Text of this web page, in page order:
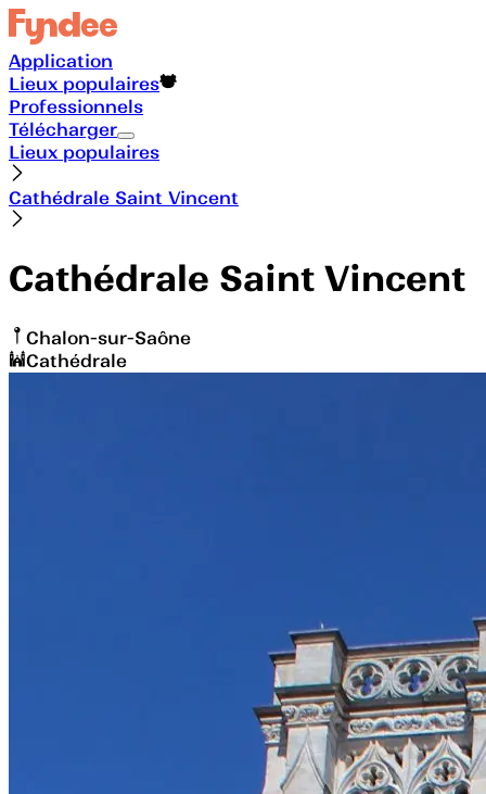
Application
Lieux populaires
Professionnels
Télécharger
Lieux populaires
Cathédrale Saint Vincent
Cathédrale Saint Vincent
Chalon-sur-Saône
Cathédrale